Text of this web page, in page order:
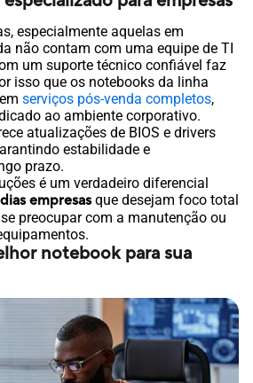
especialmente aquelas em
não contam com uma equipe de TI
um suporte técnico confiável faz
isso que os notebooks da linha
serviços pós-venda completos,
ao ambiente corporativo.
atualizações de BIOS e drivers
estabilidade e
prazo.
é um verdadeiro diferencial
empresasque desejam foco total
preocupar com a manutenção ou
notebook para sua